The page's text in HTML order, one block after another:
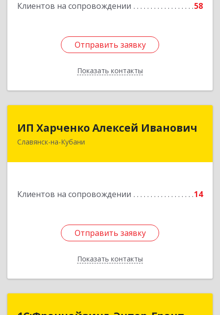
Клиентов на сопровождении 58
Отправить заявку
Показать контакты
Отправить заявку
Назад
ИП Харченко Алексей Иванович
Славянск-на-Кубани
Клиентов на сопровождении 14
Отправить заявку
Показать контакты
ИП Харченко Алексей Иванович
353 579, Краснодарский край, ст.Петровская,
Отправить заявку
Назад
1С:Франчайзинг. Энтер-Грант